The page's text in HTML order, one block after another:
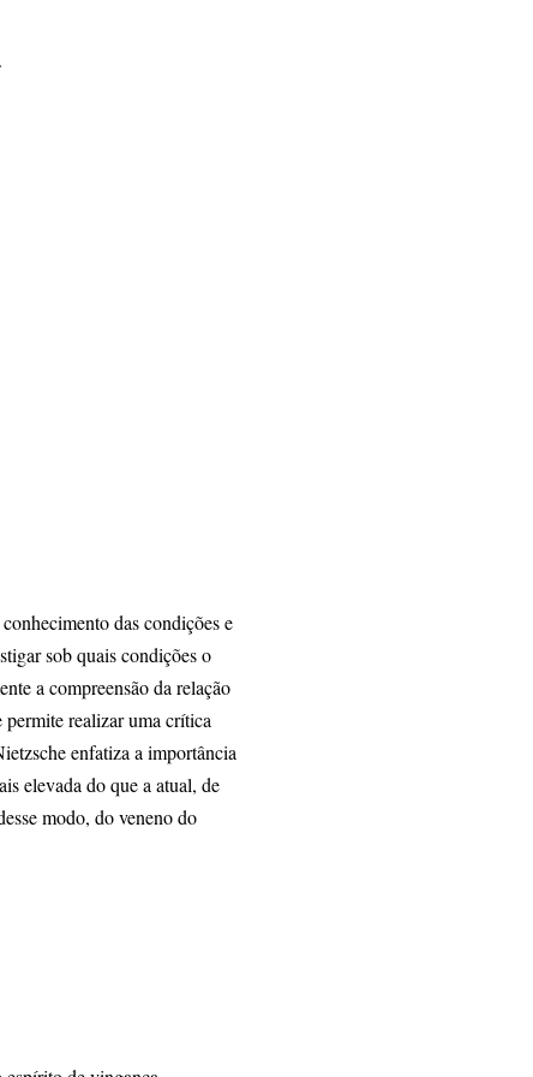
das condições e
sob quais condições o
a compreensão da relação
realizar uma crítica
enfatiza a importância
elevada do que a atual, de
modo, do veneno do